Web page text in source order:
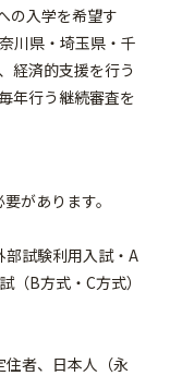
の入学を希望す
川県・埼玉県・千
経済的支援を行う
年行う継続審査を
があります。
試験利用入試・A
B方式・C方式）
住者、日本人（永